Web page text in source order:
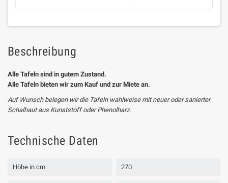
Beschreibung
Alle Tafeln sind in gutem Zustand.
Alle Tafeln bieten wir zum Kauf und zur Miete an.
Auf Wunsch belegen wir die Tafeln wahlweise mit neuer oder sanierter
Schalhaut aus Kunststoff oder Phenolharz.
Technische Daten
Höhe in cm 270